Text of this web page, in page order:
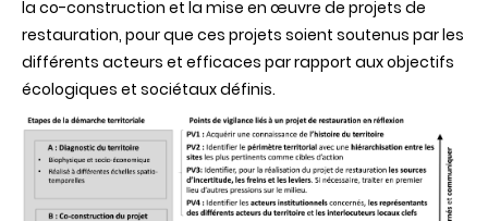
la co-construction et la mise en œuvre de projets de
restauration, pour que ces projets soient soutenus par les
différents acteurs et efficaces par rapport aux objectifs
écologiques et sociétaux définis.